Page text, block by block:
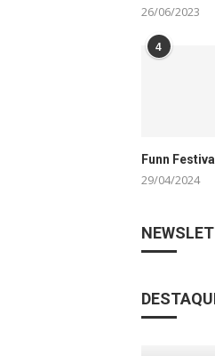
26/06/2023
4
Funn
29/04/2024